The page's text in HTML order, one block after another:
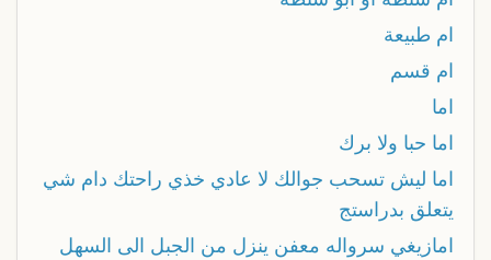
ام طبيعة
ام قسم
اما
اما حبا ولا برك
اما ليش تسحب جوالك لا عادي خذي راحتك دام شي
يتعلق بدراستج
امازيغي سرواله معفن ينزل من الجبل الى السهل